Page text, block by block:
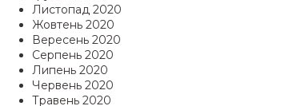
Листопад 2020
Жовтень 2020
Вересень 2020
Серпень 2020
Липень 2020
Червень 2020
Травень 2020